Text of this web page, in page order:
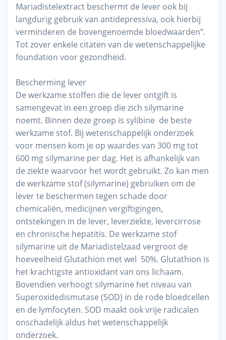
Mariadistelextract beschermt de lever ook bij
langdurig gebruik van antidepressiva, ook hierbij
verminderen de bovengenoemde bloedwaarden”.
Tot zover enkele citaten van de wetenschappelijke
foundation voor gezondheid.
Bescherming lever
De werkzame stoffen die de lever ontgift is
samengevat in een groep die zich silymarine
noemt. Binnen deze groep is sylibine de beste
werkzame stof. Bij wetenschappelijk onderzoek
voor mensen kom je op waardes van 300 mg tot
600 mg silymarine per dag. Het is afhankelijk van
de ziekte waarvoor het wordt gebruikt. Zo kan men
de werkzame stof (silymarine) gebruiken om de
lever te beschermen tegen schade door
chemicaliën, medicijnen vergiftigingen,
ontstekingen in de lever, leverziekte, levercirrose
en chronische hepatitis. De werkzame stof
silymarine uit de Mariadistelzaad vergroot de
hoeveelheid Glutathion met wel 50%. Glutathion is
het krachtigste antioxidant van ons lichaam.
Bovendien verhoogt silymarine het niveau van
Superoxidedismutase (SOD) in de rode bloedcellen
en de lymfocyten. SOD maakt ook vrije radicalen
onschadelijk aldus het wetenschappelijk
onderzoek.